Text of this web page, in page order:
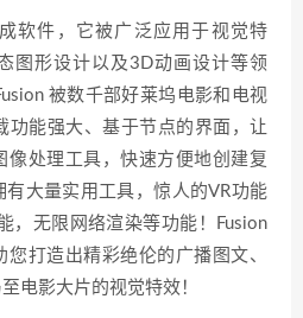
软件，它被广泛应用于视觉特
图形设计以及3D动画设计等领
被数千部好莱坞电影和电视
功能强大、基于节点的界面，让
像处理工具，快速方便地创建复
大量实用工具，惊人的VR功能
，无限网络渲染等功能！Fusion
打造出精彩绝伦的广播图文、
电影大片的视觉特效！